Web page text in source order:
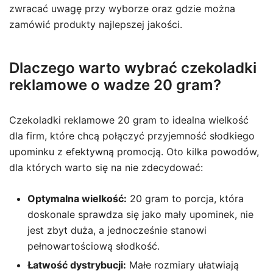
zwracać uwagę przy wyborze oraz gdzie można
zamówić produkty najlepszej jakości.
Dlaczego warto wybrać czekoladki
reklamowe o wadze 20 gram?
Czekoladki reklamowe 20 gram to idealna wielkość
dla firm, które chcą połączyć przyjemność słodkiego
upominku z efektywną promocją. Oto kilka powodów,
dla których warto się na nie zdecydować:
Optymalna wielkość: 20 gram to porcja, która
doskonale sprawdza się jako mały upominek, nie
jest zbyt duża, a jednocześnie stanowi
pełnowartościową słodkość.
Łatwość dystrybucji: Małe rozmiary ułatwiają